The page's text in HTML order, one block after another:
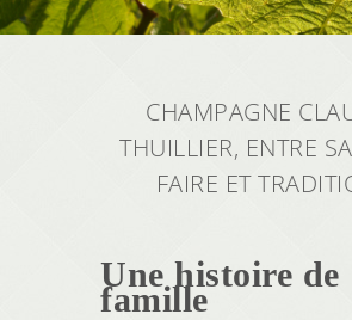
CHAMPAGNE
THUILLIER, ENTRE
FAIRE ET
Une histoire de
famille